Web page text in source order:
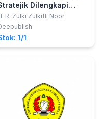
Dilengkapi
Kasuskasus
Bidang Bisnis Dan
Publik Tahun 2016
R. Zulki Zulkifli Noor
1/1